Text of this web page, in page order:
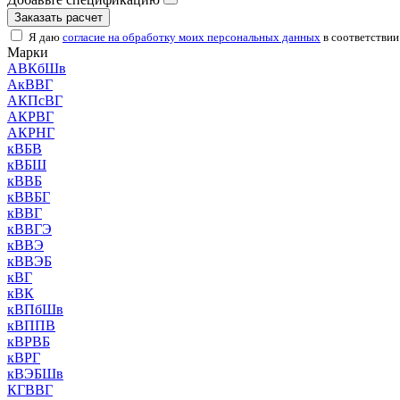
Заказать расчет
Я даю согласие на обработку моих персональных данных в
Марки
АВКбШв
АкВВГ
АКПсВГ
АКРВГ
АКРНГ
кВБВ
кВБШ
кВВБ
кВВБГ
кВВГ
кВВГЭ
кВВЭ
кВВЭБ
кВГ
кВК
кВПбШв
кВППВ
кВРВБ
кВРГ
кВЭБШв
КГВВГ